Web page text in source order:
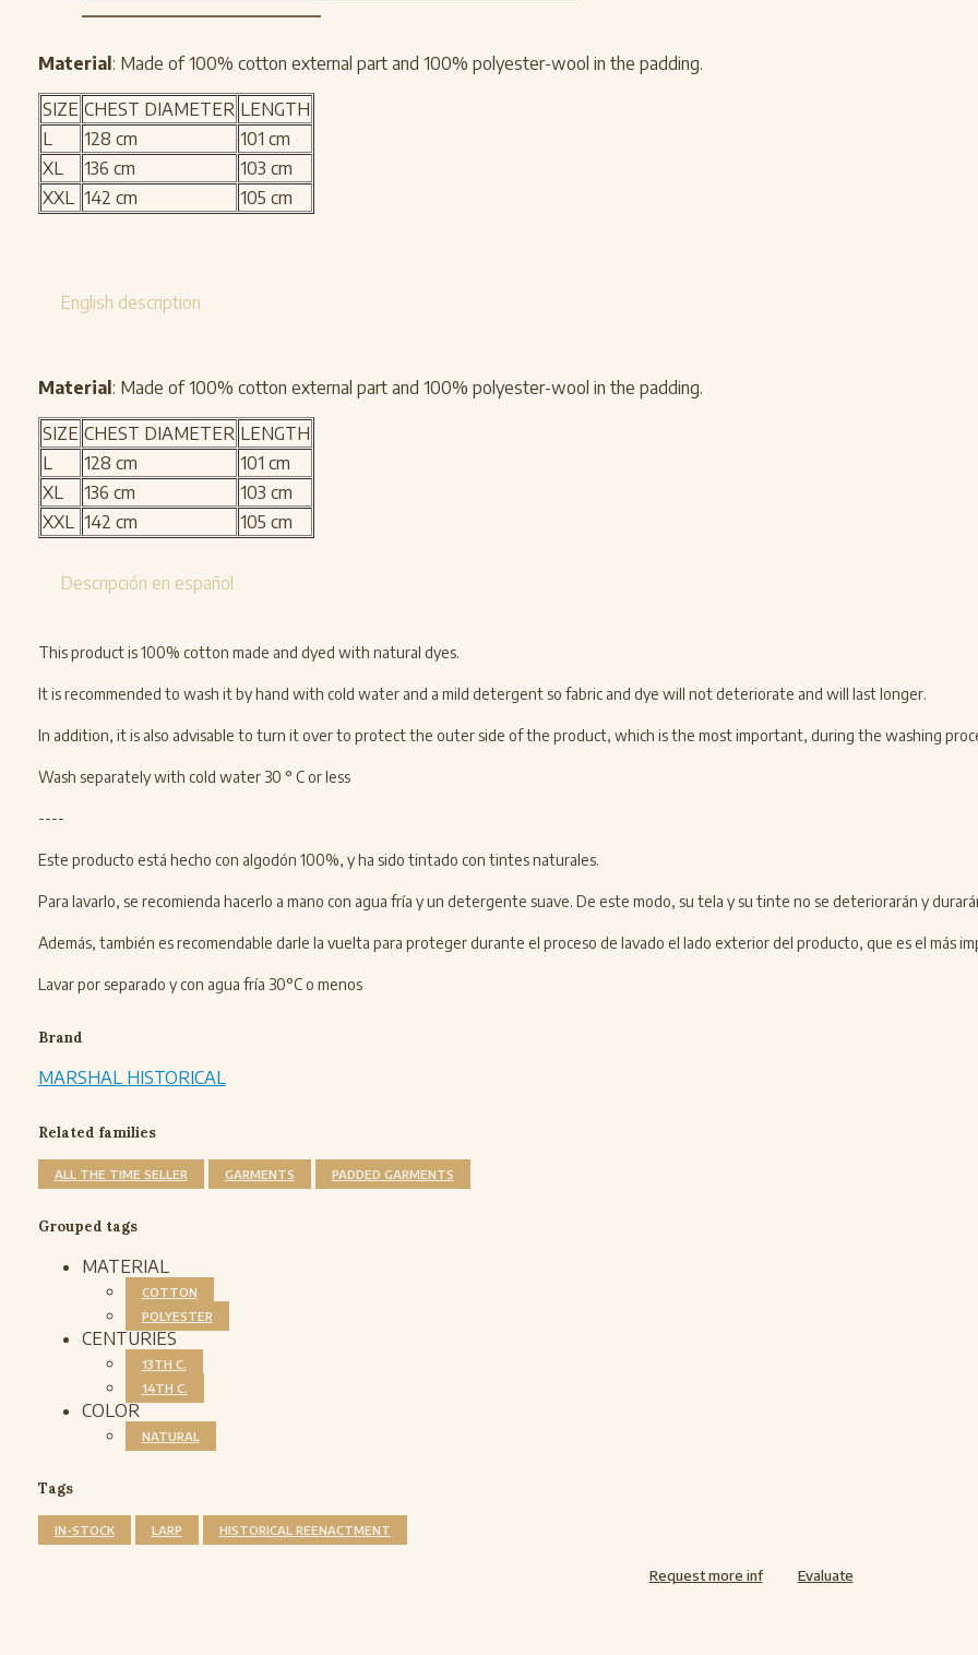
Material : Made of 100% cotton external part and 100% polyester-wool in the padding.
SIZE CHEST DIAMETER LENGTH
L
128 cm
101 cm
XL
136 cm
103 cm
XXL 142 cm 105 cm
English description
Material : Made of 100% cotton external part and 100% polyester-wool in the padding.
SIZE CHEST DIAMETER LENGTH
L
128 cm
101 cm
XL
136 cm
103 cm
XXL 142 cm 105 cm
Descripción en español
This product is 100% cotton made and dyed with natural dyes.
It is recommended to wash it by hand with cold water and a mild detergent so fabric and dye will not deteriorate and will last longer.
In addition, it is also advisable to turn it over to protect the outer side of the product, which is the most important, during the washing
Wash separately with cold water 30 ° C or less
----
Este producto está hecho con algodón 100%, y ha sido tintado con tintes naturales.
Para lavarlo, se recomienda hacerlo a mano con agua fría y un detergente suave. De este modo, su tela y su tinte no se deteriorarán y
Además, también es recomendable darle la vuelta para proteger durante el proceso de lavado el lado exterior del producto, que es el más
Lavar por separado y con agua fría 30°C o menos
Brand
MARSHAL HISTORICAL
Related families
ALL THE TIME SELLER GARMENTS PADDED GARMENTS
Grouped tags
MATERIAL
COTTON
POLYESTER
CENTURIES
13TH C.
14TH C.
COLOR
NATURAL
Tags
IN-STOCK LARP HISTORICAL REENACTMENT
Request more inf Evaluate